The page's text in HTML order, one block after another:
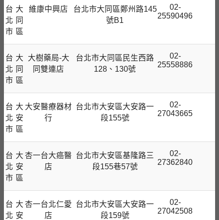
台
北
市
大
同
區
維康中興店
台北市大同區鄭州路145
號B1
02-
25590496
台
北
市
大
同
區
大樹藥局-大
同雙連店
台北市大同區民生西路
128、130號
02-
25558886
台
北
市
大
安
區
大安醫療器材
行
台北市大安區大安路一
段155號
02-
27043665
台
北
市
大
安
區
杏一台大癌醫
店
台北市大安區基隆路三
段155巷57號
02-
27362840
台
北
大
安
杏一台北仁愛
店
台北市大安區大安路一
段159號
02-
27042508